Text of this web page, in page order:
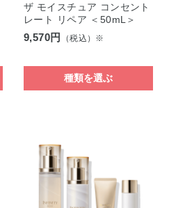
ザ モイスチュア コンセント
レート リペア ＜50mL＞
9,570円 （税込）※
種類を選ぶ